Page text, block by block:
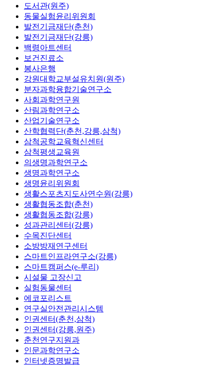
도서관(원주)
동물실험윤리위원회
발전기금재단(춘천)
발전기금재단(강릉)
백령아트센터
보건진료소
봉사은행
강원대학교부설유치원(원주)
분자과학융합기술연구소
사회과학연구원
산림과학연구소
산업기술연구소
산학협력단(춘천,강릉,삼척)
삼척공학교육혁신센터
삼척평생교육원
의생명과학연구소
생명과학연구소
생명윤리위원회
생활스포츠지도사연수원(강릉)
생활협동조합(춘천)
생활협동조합(강릉)
성과관리센터(강릉)
수목진단센터
소방방재연구센터
스마트인프라연구소(강릉)
스마트캠퍼스(e-루리)
시설물 고장신고
실험동물센터
에코포리스트
연구실안전관리시스템
인권센터(춘천,삼척)
인권센터(강릉,원주)
춘천연구지원과
인문과학연구소
인터넷증명발급